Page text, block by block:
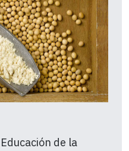
de la